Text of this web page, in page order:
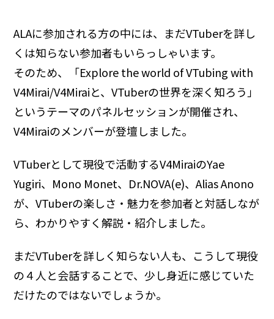
ALAに参加される方の中には、まだVTuberを詳し
くは知らない参加者もいらっしゃいます。
そのため、「Explore the world of VTubing with
V4Mirai/V4Miraiと、VTuberの世界を深く知ろう」
というテーマのパネルセッションが開催され、
V4Miraiのメンバーが登壇しました。
VTuberとして現役で活動するV4MiraiのYae
Yugiri、Mono Monet、Dr.NOVA(e)、Alias Anono
が、VTuberの楽しさ・魅力を参加者と対話しなが
ら、わかりやすく解説・紹介しました。
まだVTuberを詳しく知らない人も、こうして現役
の４人と会話することで、少し身近に感じていた
だけたのではないでしょうか。